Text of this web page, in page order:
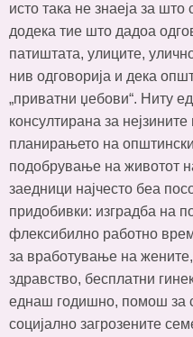
исто така не знаеја за
додека тие што дадоа
патиштата, улиците,
нив одговорија и дека
„приватни џебови“. Ниту
консултирана за
планирањето на
подобрување на животот
заедници најчесто беа
придобивки: изградба на
флексибилно работно
за вработување на
здравство, бесплатни
еднаш годишно, помош за
социјално загрозените